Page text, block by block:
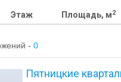
Этаж Площадь, м2
- 0
Пятницкие